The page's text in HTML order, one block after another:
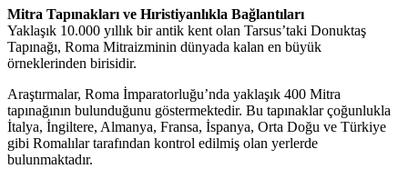
Mitra Tapınakları ve Hıristiyanlıkla Bağlantıları
Yaklaşık 10.000 yıllık bir antik kent olan Tarsus’taki Donuktaş
Tapınağı, Roma Mitraizminin dünyada kalan en büyük
örneklerinden birisidir.
Araştırmalar, Roma İmparatorluğu’nda yaklaşık 400 Mitra
tapınağının bulunduğunu göstermektedir. Bu tapınaklar çoğunlukla
İtalya, İngiltere, Almanya, Fransa, İspanya, Orta Doğu ve Türkiye
gibi Romalılar tarafından kontrol edilmiş olan yerlerde
bulunmaktadır.